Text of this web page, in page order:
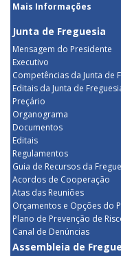
Mais Informações
Junta de Freguesia
Mensagem do Presidente
Executivo
Competências da Junta de
Editais da Junta de
Preçário
Organograma
Documentos
Editais
Regulamentos
Guia de Recursos da
Acordos de Cooperação
Atas das Reuniões
Orçamentos e Opções do
Plano de Prevenção de
Canal de Denúncias
Assembleia de